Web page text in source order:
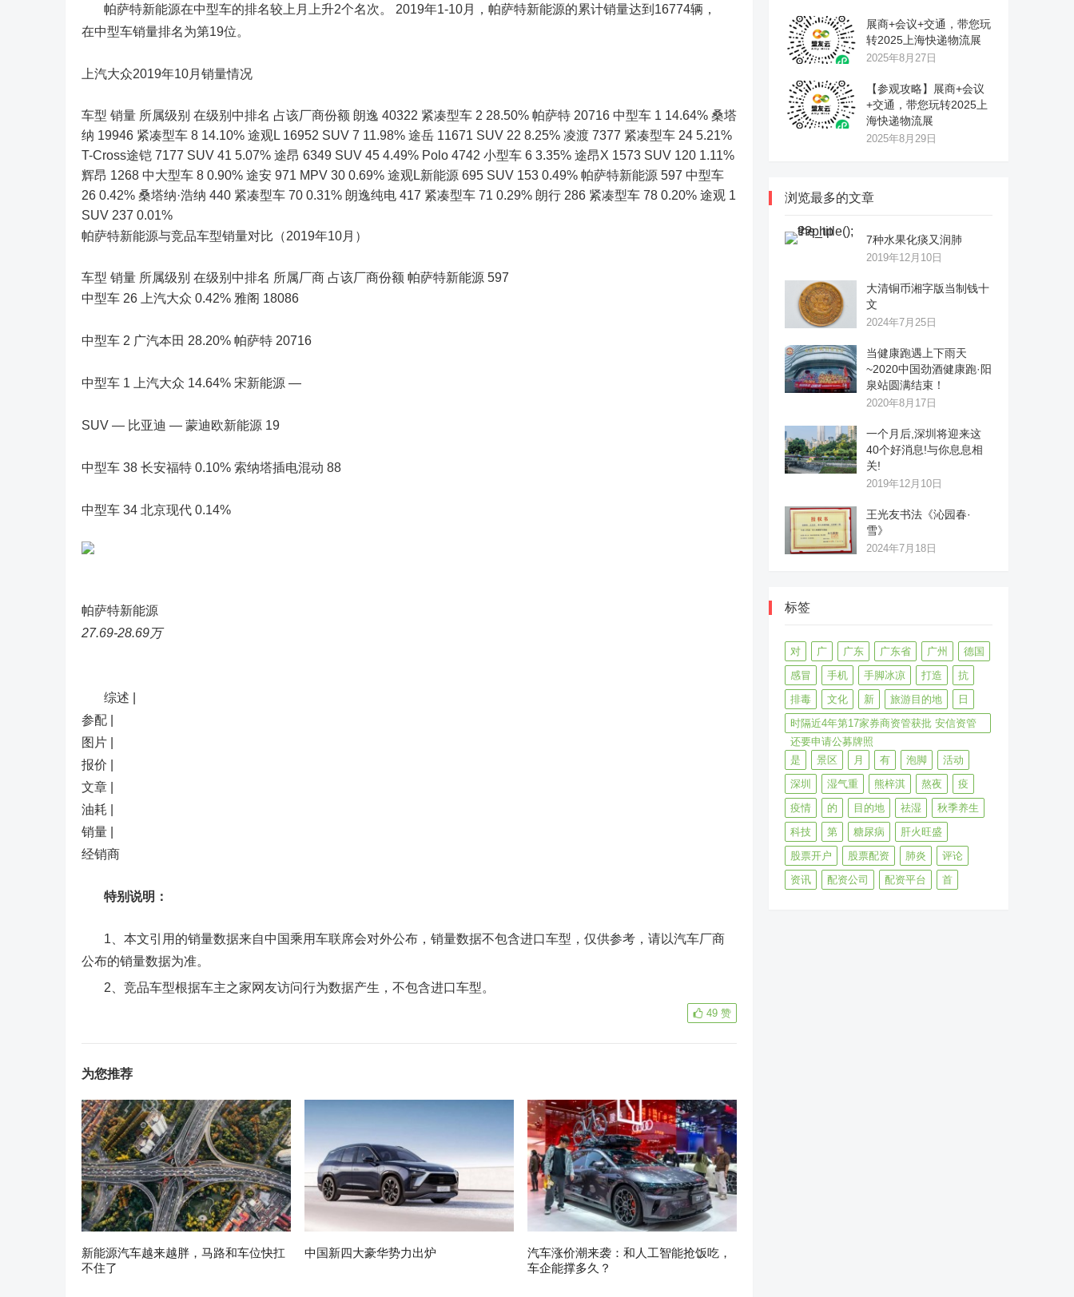
帕萨特新能源在中型车的排名较上月上升2个名次。 2019年1-10月，帕萨特新能源的累计销量达到16774辆，
在中型车销量排名为第19位。
上汽大众2019年10月销量情况
车型 销量 所属级别 在级别中排名 占该厂商份额 朗逸 40322 紧凑型车 2 28.50% 帕萨特 20716 中型车 1 14.64% 桑塔
纳 19946 紧凑型车 8 14.10% 途观L 16952 SUV 7 11.98% 途岳 11671 SUV 22 8.25% 凌渡 7377 紧凑型车 24 5.21%
T-Cross途铠 7177 SUV 41 5.07% 途昂 6349 SUV 45 4.49% Polo 4742 小型车 6 3.35% 途昂X 1573 SUV 120 1.11%
辉昂 1268 中大型车 8 0.90% 途安 971 MPV 30 0.69% 途观L新能源 695 SUV 153 0.49% 帕萨特新能源 597 中型车
26 0.42% 桑塔纳·浩纳 440 紧凑型车 70 0.31% 朗逸纯电 417 紧凑型车 71 0.29% 朗行 286 紧凑型车 78 0.20% 途观 1
SUV 237 0.01%
帕萨特新能源与竞品车型销量对比（2019年10月）
车型 销量 所属级别 在级别中排名 所属厂商 占该厂商份额 帕萨特新能源 597
中型车 26 上汽大众 0.42% 雅阁 18086
中型车 2 广汽本田 28.20% 帕萨特 20716
中型车 1 上汽大众 14.64% 宋新能源 —
SUV — 比亚迪 — 蒙迪欧新能源 19
中型车 38 长安福特 0.10% 索纳塔插电混动 88
中型车 34 北京现代 0.14%
帕萨特新能源
27.69-28.69万
综述 |
参配 |
图片 |
报价 |
文章 |
油耗 |
销量 |
经销商
特别说明：
1、本文引用的销量数据来自中国乘用车联席会对外公布，销量数据不包含进口车型，仅供参考，请以汽车厂商
公布的销量数据为准。
2、竞品车型根据车主之家网友访问行为数据产生，不包含进口车型。
49 赞
为您推荐
新能源汽车越来越胖，马路和车位快扛
不住了
中国新四大豪华势力出炉
汽车涨价潮来袭：和人工智能抢饭吃，
车企能撑多久？
展商+会议+交通，带您玩
转2025上海快递物流展
2025年8月27日
【参观攻略】展商+会议
+交通，带您玩转2025上
海快递物流展
2025年8月29日
浏览最多的文章
7种水果化痰又润肺
2019年12月10日
大清铜币湘字版当制钱十
文
2024年7月25日
当健康跑遇上下雨天
~2020中国劲酒健康跑·阳
泉站圆满结束！
2020年8月17日
一个月后,深圳将迎来这
40个好消息!与你息息相
关!
2019年12月10日
王光友书法《沁园春·
雪》
2024年7月18日
标签
对 广 广东 广东省 广州
德国
感冒
手机 手脚冰凉 打造
抗
排毒
文化 新 旅游目的地
日
时隔近4年第17家券商资管获批 安信资管
还要申请公募牌照
是
景区 月 有 泡脚
活动
深圳
湿气重 熊梓淇 熬夜
疫
疫情
的 目的地 祛湿
秋季养生
科技
第 糖尿病
肝火旺盛
股票开户
股票配资 肺炎
评论
资讯
配资公司 配资平台 首